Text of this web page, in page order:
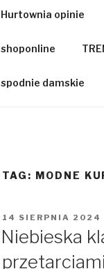
Hurtownia opinie
shoponline
spodnie damskie
TAG: MODNE
OPUBLIKOWANE
14 SIERPNIA 2024
Niebieska
przetarciami